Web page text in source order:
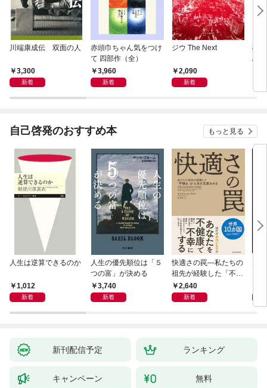
川端康成伝 双面の人
3,300
新着
赤頭巾ちゃん気をつけ
て 四部作（全）
3,960
新着
ジウ The Next
2,090
新着
極
島
自己啓発のおすすめ本 もっと見る
人生は逆算できるのか
1,012
新着
人生の優先順位は「５
つの富」が決める
3,740
新着
快適さの罠―私たちの
祖先が経験した「不快
さ」が人生を充実させ
る
2,640
新着
新刊配信予定 ランキング
キャンペーン 無料